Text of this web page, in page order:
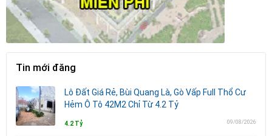
Tin mới đăng
Lô Đất Giá Rẻ, Bùi Quang Là, Gò Vấp Full Thổ Cư
Hẻm Ô Tô 42M2 Chỉ Từ 4.2 Tỷ
4.2 Tỷ 09/08/2026